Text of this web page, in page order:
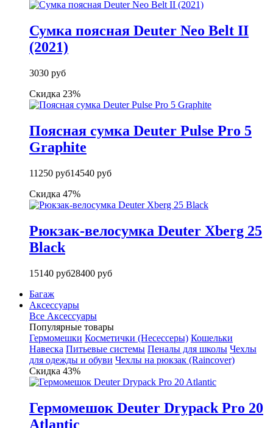
Сумка поясная Deuter Neo Belt II
(2021)
3030 руб
Скидка 23%
Поясная сумка Deuter Pulse Pro 5
Graphite
11250 руб14540 руб
Скидка 47%
Рюкзак-велосумка Deuter Xberg 25
Black
15140 руб28400 руб
Багаж
Аксессуары
Все Аксессуары
Популярные товары
Гермомешки Косметички (Несессеры) Кошельки
Навеска Питьевые системы Пеналы для школы Чехлы
для одежды и обуви Чехлы на рюкзак (Raincover)
Скидка 43%
Гермомешок Deuter Drypack Pro 20
Atlantic